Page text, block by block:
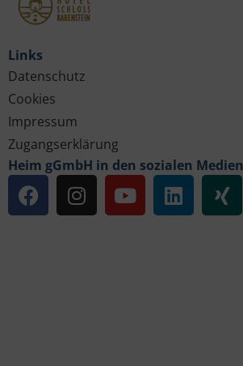
Links
Datenschutz
Cookies
Impressum
Zugangserklärung
Heim gGmbH in den sozialen Medien